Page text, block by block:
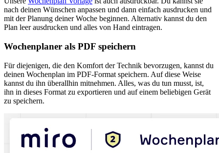
nach deinen Wünschen anpassen und dann einfach ausdrucken und
mit der Planung deiner Woche beginnen. Alternativ kannst du den
Plan leer ausdrucken und alles von Hand eintragen.
Wochenplaner als PDF speichern
Für diejenigen, die den Komfort der Technik bevorzugen, kannst du
deinen Wochenplan im PDF-Format speichern. Auf diese Weise
kannst du ihn überallhin mitnehmen. Alles, was du tun musst, ist,
ihn in dieses Format zu exportieren und auf einem beliebigen Gerät
zu speichern.